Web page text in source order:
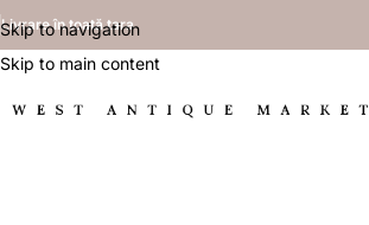
Skip to navigation
Skip to main content
Livrare în toată țara